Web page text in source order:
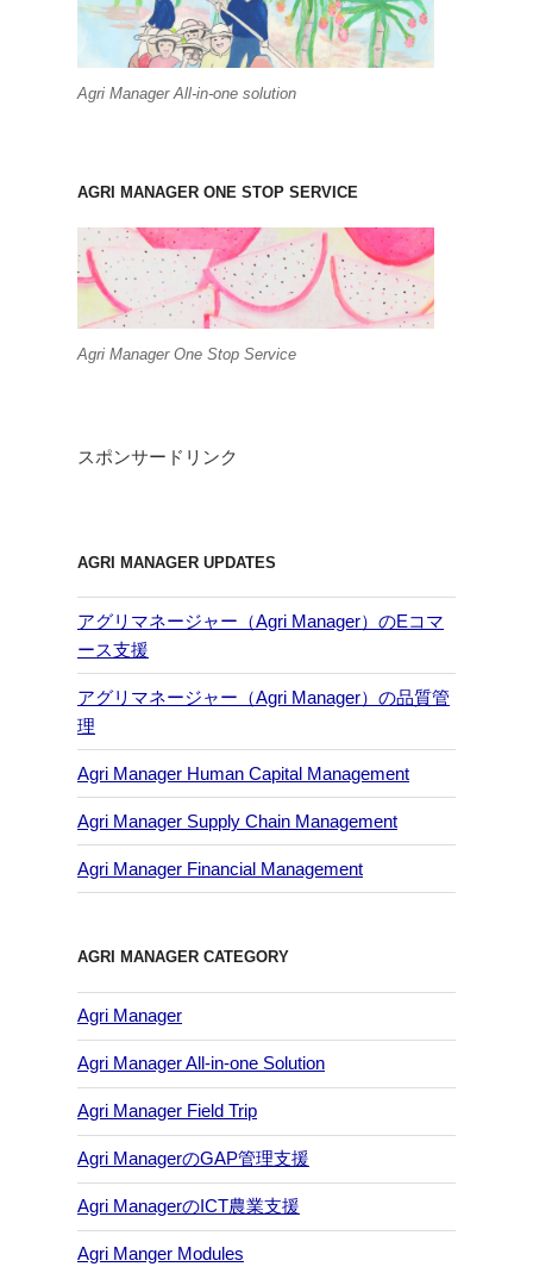
Agri Manager All-in-one solution
AGRI MANAGER ONE STOP SERVICE
Agri Manager One Stop Service
スポンサードリンク
AGRI MANAGER UPDATES
アグリマネージャー（Agri Manager）のEコマ
ース支援
アグリマネージャー（Agri Manager）の品質管
理
Agri Manager Human Capital Management
Agri Manager Supply Chain Management
Agri Manager Financial Management
AGRI MANAGER CATEGORY
Agri Manager
Agri Manager All-in-one Solution
Agri Manager Field Trip
Agri ManagerのGAP管理支援
Agri ManagerのICT農業支援
Agri Manger Modules